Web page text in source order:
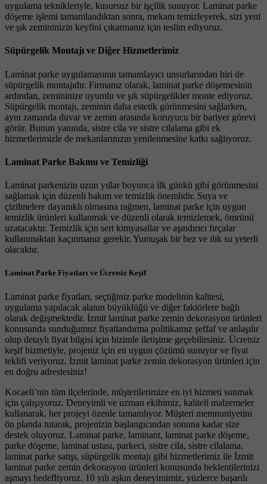
uygulama teknikleriyle, kusursuz bir işçilik sunuyor. Laminat parke
döşeme işlemi tamamlandıktan sonra, mekanı temizleyerek, sizi yeni
ve şık zemininizin keyfini çıkarmanız için teslim ediyoruz.
Süpürgelik Montajı ve Diğer Hizmetlerimiz
Laminat parke uygulamasının tamamlayıcı unsurlarından biri de
süpürgelik montajıdır. Firmanız olarak, laminat parke döşemesinin
ardından, zemininize uyumlu ve şık süpürgelikler monte ediyoruz.
Süpürgelik montajı, zeminin daha estetik görünmesini sağlarken,
aynı zamanda duvar ve zemin arasında koruyucu bir bariyer görevi
görür. Bunun yanında, sistre cila ve sistre cilalama gibi ek
hizmetlerimizle de mekanlarınızın yenilenmesine katkı sağlıyoruz.
Laminat Parke Bakımı ve Temizliği
Laminat parkenizin uzun yıllar boyunca ilk günkü gibi görünmesini
sağlamak için düzenli bakım ve temizlik önemlidir. Suya ve
çizilmelere dayanıklı olmasına rağmen, laminat parke için uygun
temizlik ürünleri kullanmak ve düzenli olarak temizlemek, ömrünü
uzatacaktır. Temizlik için sert kimyasallar ve aşındırıcı fırçalar
kullanmaktan kaçınmanız gerekir. Yumuşak bir bez ve ılık su yeterli
olacaktır.
Laminat Parke Fiyatları ve Ücretsiz Keşif
Laminat parke fiyatları, seçtiğiniz parke modelinin kalitesi,
uygulama yapılacak alanın büyüklüğü ve diğer faktörlere bağlı
olarak değişmektedir. İzmit laminat parke zemin dekorasyon ürünleri
konusunda sunduğumuz fiyatlandırma politikamız şeffaf ve anlaşılır
olup detaylı fiyat bilgisi için bizimle iletişime geçebilirsiniz. Ücretsiz
keşif hizmetiyle, projeniz için en uygun çözümü sunuyor ve fiyat
teklifi veriyoruz. İzmit laminat parke zemin dekorasyon ürünleri için
en doğru adrestesiniz!
Kocaeli’nin tüm ilçelerinde, müşterilerimize en iyi hizmeti sunmak
için çalışıyoruz. Deneyimli ve uzman ekibimiz, kaliteli malzemeler
kullanarak, her projeyi özenle tamamlıyor. Müşteri memnuniyetini
ön planda tutarak, projenizin başlangıcından sonuna kadar size
destek oluyoruz. Laminat parke, laminant, laminat parke döşeme,
parke döşeme, laminat ustası, parkeci, sistre cila, sistre cilalama,
laminat parke satışı, süpürgelik montajı gibi hizmetlerimiz ile İzmit
laminat parke zemin dekorasyon ürünleri konusunda beklentilerinizi
aşmayı hedefliyoruz. 10 yılı aşkın deneyimimiz, yüzlerce başarılı